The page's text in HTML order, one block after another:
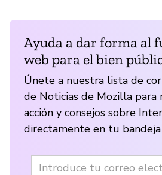
Ayuda a dar forma al
web para el bien
Únete a nuestra lista de
de Noticias de Mozilla para
acción y consejos sobre
directamente en tu